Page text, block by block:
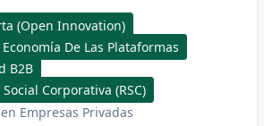
(Open Innovation)
Economía De Las Plataformas
B2B
Corporativa (RSC)
Empresas Privadas